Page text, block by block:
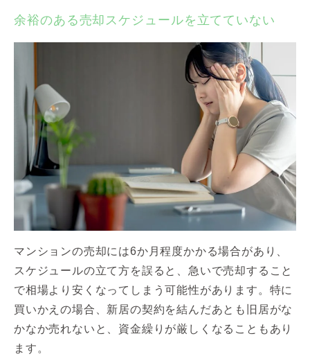
余裕のある売却スケジュールを立てていない
マンションの売却には6か月程度かかる場合があり、
スケジュールの立て方を誤ると、急いで売却すること
で相場より安くなってしまう可能性があります。特に
買いかえの場合、新居の契約を結んだあとも旧居がな
かなか売れないと、資金繰りが厳しくなることもあり
ます。